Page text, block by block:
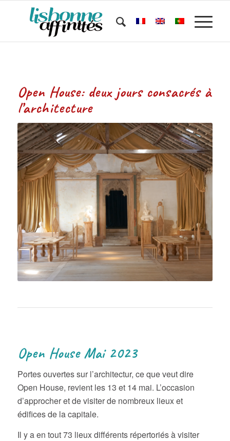
Open House: deux jours consacrés à
l’architecture
Open House Mai 2023
Portes ouvertes sur l’architectur, ce que veut dire
Open House, revient les 13 et 14 mai. L’occasion
d’approcher et de visiter de nombreux lieux et
édifices de la capitale.
Il y a en tout 73 lieux différents répertoriés à visiter